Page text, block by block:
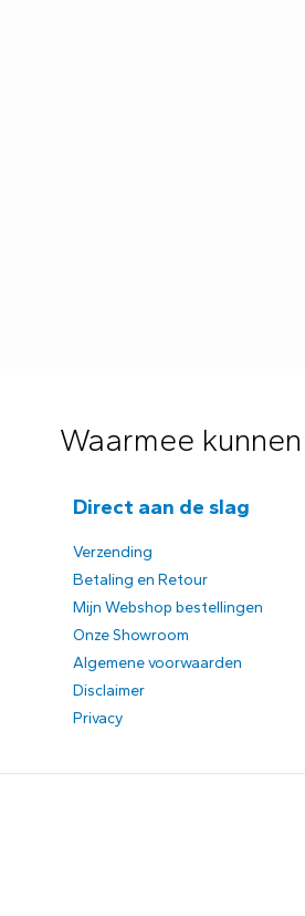
Waarmee
Direct aan de slag
Verzending
Betaling en Retour
Mijn Webshop bestellingen
Onze Showroom
Algemene voorwaarden
Disclaimer
Privacy